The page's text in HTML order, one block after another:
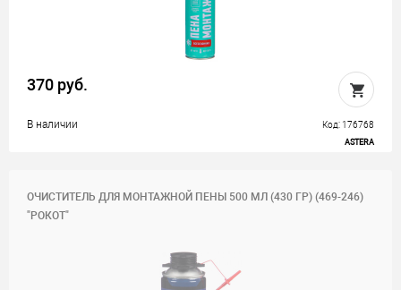
370 руб.
В наличии Код: 176768
ASTERA
ОЧИСТИТЕЛЬ ДЛЯ МОНТАЖНОЙ ПЕНЫ 500 МЛ (430 ГР) (469-246)
"РОКОТ"